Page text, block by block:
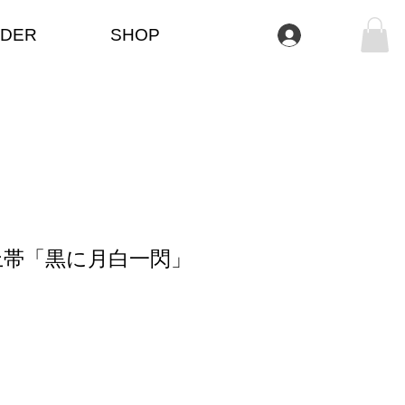
SHOP Iniciar sesión
「黒に月白一閃」